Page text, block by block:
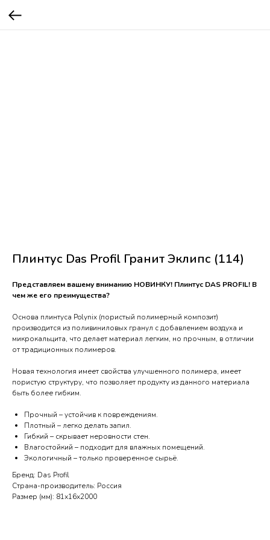
Плинтус Das Profil Гранит Эклипс (114)
Представляем вашему вниманию НОВИНКУ! Плинтус DAS PROFIL! В
чем же его преимущества?
Основа плинтуса Polynix (пористый полимерный композит)
производится из поливиниловых гранул с добавлением воздуха и
микрокальцита, что делает материал легким, но прочным, в отличии
от традиционных полимеров.
Новая технология имеет свойства улучшенного полимера, имеет
пористую структуру, что позволяет продукту из данного материала
быть более гибким.
Прочный – устойчив к повреждениям.
Плотный – легко делать запил.
Гибкий – скрывает неровности стен.
Влагостойкий – подходит для влажных помещений.
Экологичный – только проверенное сырьё.
Бренд: Das Profil
Страна-производитель: Россия
Размер (мм): 81х16х2000